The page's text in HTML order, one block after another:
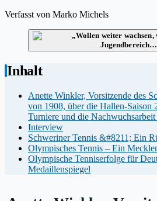
Verfasst von Marko Michels
Inhalt
Anette Winkler, Vorsitzende des
von 1908, über die Hallen-Saison
Turniere und die Nachwuchsarbeit
Interview
Schweriner Tennis &#8211; Ein
Olympisches Tennis – Ein
Olympische Tenniserfolge für
Medaillenspiegel